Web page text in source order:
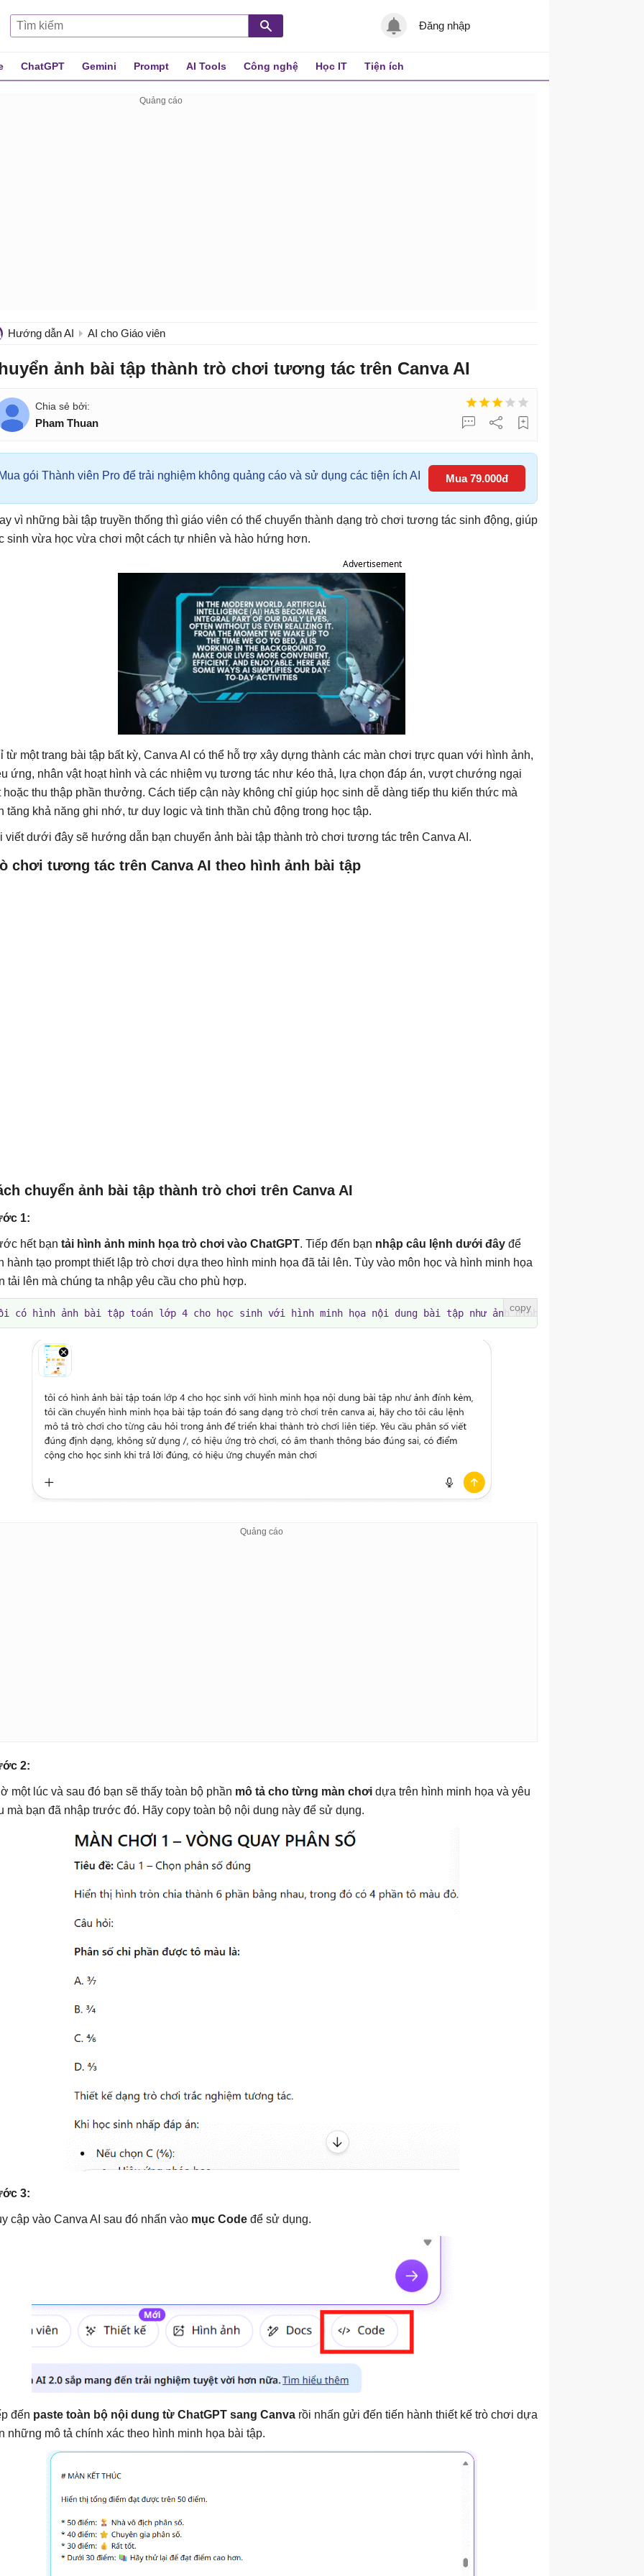
Đăng nhập
ChatGPT Gemini Prompt AI Tools Công nghệ Học IT Tiện ích
Hướng dẫn AI AI cho Giáo viên
ảnh bài tập thành trò chơi tương tác trên Canva AI
Pham Thuan
gói Thành viên Pro để trải nghiệm không quảng cáo và sử dụng các tiện ích AI Mua 79.000đ
vì những bài tập truyền thống thì giáo viên có thể chuyển thành dạng trò chơi tương tác sinh động, giúp
sinh vừa học vừa chơi một cách tự nhiên và hào hứng hơn.
Advertisement
từ một trang bài tập bất kỳ, Canva AI có thể hỗ trợ xây dựng thành các màn chơi trực quan với hình ảnh,
ứng, nhân vật hoạt hình và các nhiệm vụ tương tác như kéo thả, lựa chọn đáp án, vượt chướng ngại
hoặc thu thập phần thưởng. Cách tiếp cận này không chỉ giúp học sinh dễ dàng tiếp thu kiến thức mà
tăng khả năng ghi nhớ, tư duy logic và tinh thần chủ động trong học tập.
viết dưới đây sẽ hướng dẫn bạn chuyển ảnh bài tập thành trò chơi tương tác trên Canva AI.
chơi tương tác trên Canva AI theo hình ảnh bài tập
chuyển ảnh bài tập thành trò chơi trên Canva AI
1:
hết bạn tải hình ảnh minh họa trò chơi vào ChatGPT. Tiếp đến bạn nhập câu lệnh dưới đây để
hành tạo prompt thiết lập trò chơi dựa theo hình minh họa đã tải lên. Tùy vào môn học và hình minh họa
tải lên mà chúng ta nhập yêu cầu cho phù hợp.
có hình ảnh bài tập toán lớp 4 cho học sinh với hình minh họa nội dung bài tập như ảnh đính kèm, tôi cần
2:
một lúc và sau đó bạn sẽ thấy toàn bộ phần mô tả cho từng màn chơi dựa trên hình minh họa và yêu
mà bạn đã nhập trước đó. Hãy copy toàn bộ nội dung này để sử dụng.
3:
cập vào Canva AI sau đó nhấn vào mục Code để sử dụng.
đến paste toàn bộ nội dung từ ChatGPT sang Canva rồi nhấn gửi đến tiến hành thiết kế trò chơi dựa
những mô tả chính xác theo hình minh họa bài tập.